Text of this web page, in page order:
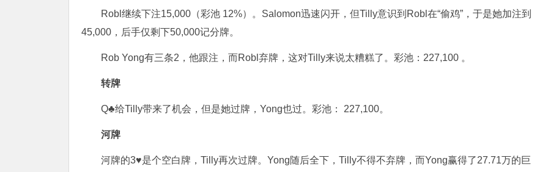
Robl继续下注15,000（彩池 12%）。Salomon迅速闪开，但Tilly意识到Robl在“偷鸡”，于是她加注到
45,000，后手仅剩下50,000记分牌。
Rob Yong有三条2，他跟注，而Robl弃牌，这对Tilly来说太糟糕了。彩池：227,100 。
转牌
Q♣给Tilly带来了机会，但是她过牌，Yong也过。彩池： 227,100。
河牌
河牌的3♥是个空白牌，Tilly再次过牌。Yong随后全下，Tilly不得不弃牌，而Yong赢得了27.71万的巨